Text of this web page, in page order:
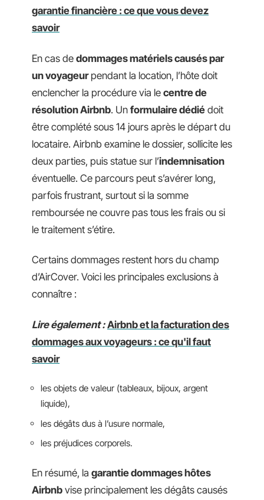
garantie financière : ce que vous devez
savoir
En cas de dommages matériels causés par
un voyageurpendant la location, l’hôte doit
enclencher la procédure via le centre de
résolution Airbnb. Un formulaire dédié doit
être complété sous 14 jours après le départ du
locataire. Airbnb examine le dossier, sollicite les
deux parties, puis statue sur l’indemnisation
éventuelle. Ce parcours peut s’avérer long,
parfois frustrant, surtout si la somme
remboursée ne couvre pas tous les frais ou si
le traitement s’étire.
Certains dommages restent hors du champ
d’AirCover. Voici les principales exclusions à
connaître :
Lire également : Airbnb et la facturation des
dommages aux voyageurs : ce qu'il faut
savoir
les objets de valeur (tableaux, bijoux, argent
liquide),
les dégâts dus à l’usure normale,
les préjudices corporels.
En résumé, la garantie dommages hôtes
Airbnb vise principalement les dégâts causés